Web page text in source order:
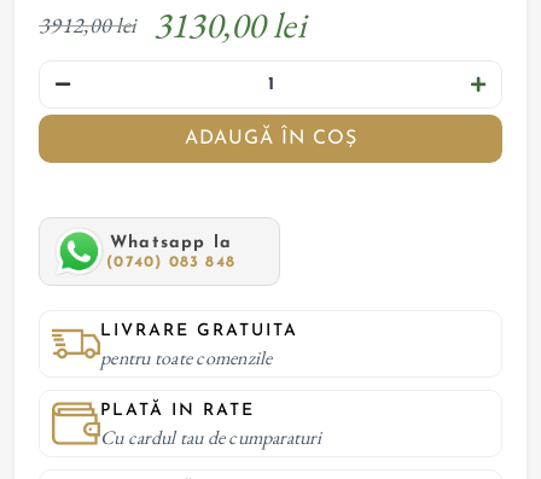
3912,00 lei 3130,00 lei
ADAUGĂ ÎN COȘ
Whatsapp la
(0740) 083 848
LIVRARE GRATUITA
pentru toate comenzile
PLATĂ IN RATE
Cu cardul tau de cumparaturi